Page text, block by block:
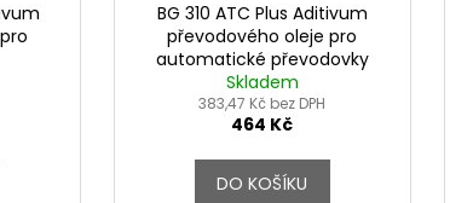
BG 310 ATC Plus Aditivum
převodového oleje pro
automatické převodovky
Skladem
383,47 Kč bez DPH
464 Kč
DO KOŠÍKU